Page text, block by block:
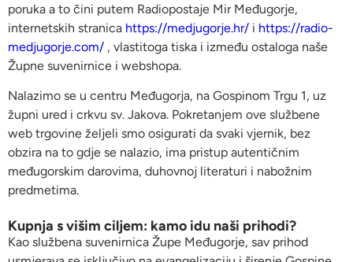
poruka a to čini putem Radiopostaje Mir Međugorje,
internetskih stranica https://medjugorje.hr/ i https://radio-
medjugorje.com/ , vlastitoga tiska i između ostaloga naše
Župne suvenirnice i webshopa.
Nalazimo se u centru Međugorja, na Gospinom Trgu 1, uz
župni ured i crkvu sv. Jakova. Pokretanjem ove službene
web trgovine željeli smo osigurati da svaki vjernik, bez
obzira na to gdje se nalazio, ima pristup autentičnim
međugorskim darovima, duhovnoj literaturi i nabožnim
predmetima.
Kupnja s višim ciljem: kamo idu naši prihodi?
Kao službena suvenirnica Župe Međugorje, sav prihod